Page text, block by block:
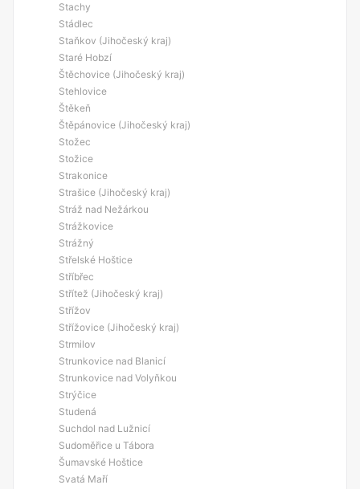
Stachy
Stádlec
Staňkov (Jihočeský kraj)
Staré Hobzí
Štěchovice (Jihočeský kraj)
Stehlovice
Štěkeň
Štěpánovice (Jihočeský kraj)
Stožec
Stožice
Strakonice
Strašice (Jihočeský kraj)
Stráž nad Nežárkou
Strážkovice
Strážný
Střelské Hoštice
Stříbřec
Střítež (Jihočeský kraj)
Střížov
Střížovice (Jihočeský kraj)
Strmilov
Strunkovice nad Blanicí
Strunkovice nad Volyňkou
Strýčice
Studená
Suchdol nad Lužnicí
Sudoměřice u Tábora
Šumavské Hoštice
Svatá Maří